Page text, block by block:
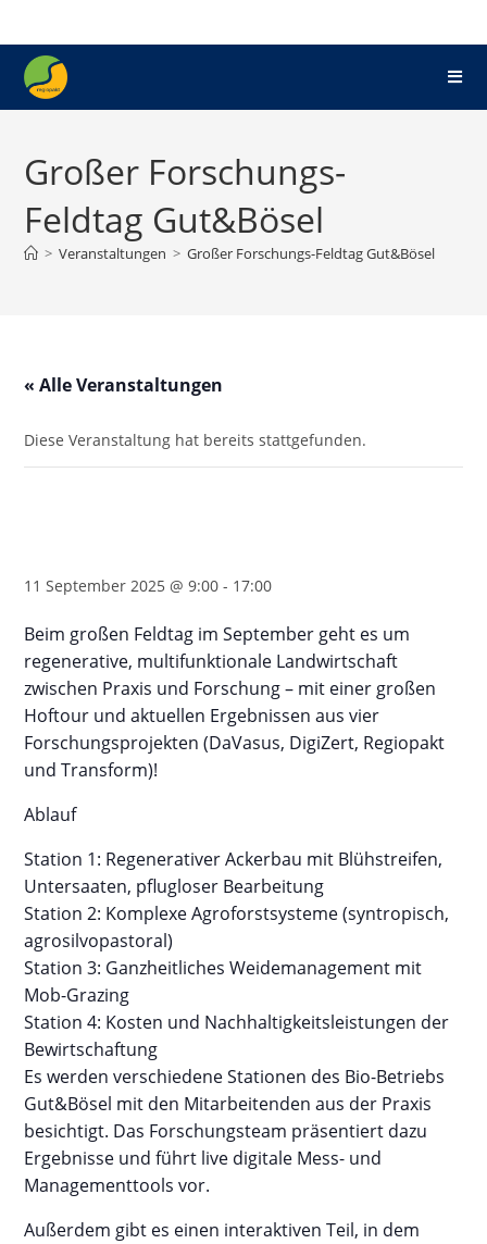
Großer Forschungs-
Feldtag Gut&Bösel
> Veranstaltungen > Großer Forschungs-Feldtag Gut&Bösel
« Alle Veranstaltungen
Diese Veranstaltung hat bereits stattgefunden.
11 September 2025 @ 9:00 - 17:00
Beim großen Feldtag im September geht es um
regenerative, multifunktionale Landwirtschaft
zwischen Praxis und Forschung – mit einer großen
Hoftour und aktuellen Ergebnissen aus vier
Forschungsprojekten (DaVasus, DigiZert, Regiopakt
und Transform)!
Ablauf
Station 1: Regenerativer Ackerbau mit Blühstreifen,
Untersaaten, pflugloser Bearbeitung
Station 2: Komplexe Agroforstsysteme (syntropisch,
agrosilvopastoral)
Station 3: Ganzheitliches Weidemanagement mit
Mob-Grazing
Station 4: Kosten und Nachhaltigkeitsleistungen der
Bewirtschaftung
Es werden verschiedene Stationen des Bio-Betriebs
Gut&Bösel mit den Mitarbeitenden aus der Praxis
besichtigt. Das Forschungsteam präsentiert dazu
Ergebnisse und führt live digitale Mess- und
Managementtools vor.
Außerdem gibt es einen interaktiven Teil, in dem